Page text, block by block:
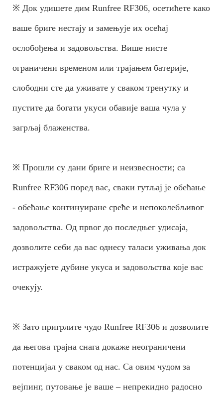
※ Док удишете дим Runfree RF306, осетићете како
ваше бриге нестају и замењује их осећај
ослобођења и задовољства. Више нисте
ограничени временом или трајањем батерије,
слободни сте да уживате у сваком тренутку и
пустите да богати укуси обавије ваша чула у
загрљај блаженства.
※ Прошли су дани бриге и неизвесности; са
Runfree RF306 поред вас, сваки гутљај је обећање
- обећање континуиране среће и непоколебљивог
задовољства. Од првог до последњег удисаја,
дозволите себи да вас однесу таласи уживања док
истражујете дубине укуса и задовољства које вас
очекују.
※ Зато пригрлите чудо Runfree RF306 и дозволите
да његова трајна снага докаже неограничени
потенцијал у сваком од нас. Са овим чудом за
вејпинг, путовање је ваше – непрекидно радосно